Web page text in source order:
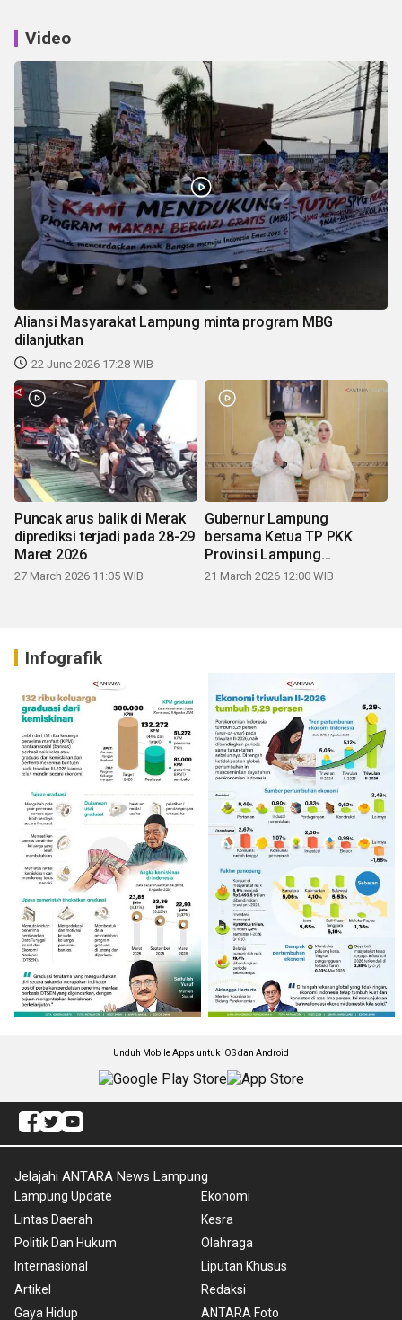
Video
Aliansi Masyarakat Lampung minta program MBG
dilanjutkan
22 June 2026 17:28 WIB
Puncak arus balik di Merak
diprediksi terjadi pada 28-29
Maret 2026
27 March 2026 11:05 WIB
Gubernur Lampung
bersama Ketua TP PKK
Provinsi Lampung
mengucapkan Selamat Hari
21 March 2026 12:00 WIB
Infografik
Unduh Mobile Apps untuk iOS dan Android
Jelajahi ANTARA News Lampung
Lampung Update
Lintas Daerah
Politik Dan Hukum
Internasional
Artikel
Gaya Hidup
Ekonomi
Kesra
Olahraga
Liputan Khusus
Redaksi
ANTARA Foto